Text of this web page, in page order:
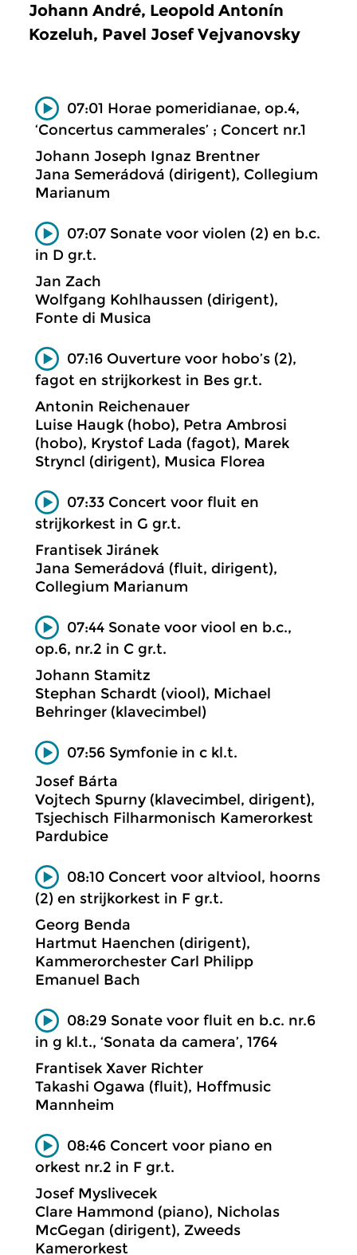
Johann André, Leopold Antonín
Kozeluh, Pavel Josef Vejvanovsky
07:01 Horae pomeridianae, op.4,
‘Concertus cammerales’ ; Concert nr.1
Johann Joseph Ignaz Brentner
Jana Semerádová (dirigent), Collegium
Marianum
07:07 Sonate voor violen (2) en b.c.
in D gr.t.
Jan Zach
Wolfgang Kohlhaussen (dirigent),
Fonte di Musica
07:16 Ouverture voor hobo’s (2),
fagot en strijkorkest in Bes gr.t.
Antonin Reichenauer
Luise Haugk (hobo), Petra Ambrosi
(hobo), Krystof Lada (fagot), Marek
Stryncl (dirigent), Musica Florea
07:33 Concert voor fluit en
strijkorkest in G gr.t.
Frantisek Jiránek
Jana Semerádová (fluit, dirigent),
Collegium Marianum
07:44 Sonate voor viool en b.c.,
op.6, nr.2 in C gr.t.
Johann Stamitz
Stephan Schardt (viool), Michael
Behringer (klavecimbel)
07:56 Symfonie in c kl.t.
Josef Bárta
Vojtech Spurny (klavecimbel, dirigent),
Tsjechisch Filharmonisch Kamerorkest
Pardubice
08:10 Concert voor altviool, hoorns
(2) en strijkorkest in F gr.t.
Georg Benda
Hartmut Haenchen (dirigent),
Kammerorchester Carl Philipp
Emanuel Bach
08:29 Sonate voor fluit en b.c. nr.6
in g kl.t., ‘Sonata da camera’, 1764
Frantisek Xaver Richter
Takashi Ogawa (fluit), Hoffmusic
Mannheim
08:46 Concert voor piano en
orkest nr.2 in F gr.t.
Josef Myslivecek
Clare Hammond (piano), Nicholas
McGegan (dirigent), Zweeds
Kamerorkest